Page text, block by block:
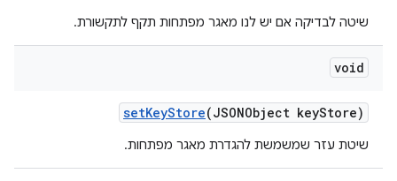
שיטה לבדיקה אם יש לנו מאגר מפתחות תקף לתקשורת.
void
setKeyStore(JSONObject keyStore)
שיטת עזר שמשמשת להגדרת מאגר מפתחות.